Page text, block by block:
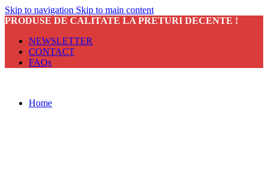
Skip to navigation Skip to main content
PRODUSE DE CALITATE LA PRETURI DECENTE !
NEWSLETTER
CONTACT
FAQs
Home